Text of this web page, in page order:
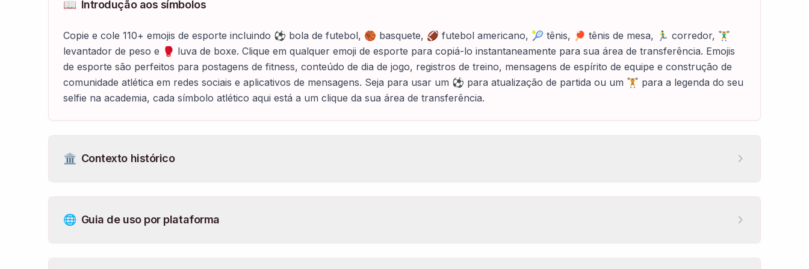
📖 Introdução aos símbolos
Copie e cole 110+ emojis de esporte incluindo ⚽ bola de futebol, 🏀 basquete, 🏈 futebol americano, 🎾 tênis, 🏓 tênis de mesa, 🏃‍♂️ corredor, 🏋️‍♂️
levantador de peso e 🥊 luva de boxe. Clique em qualquer emoji de esporte para copiá-lo instantaneamente para sua área de transferência. Emojis
de esporte são perfeitos para postagens de fitness, conteúdo de dia de jogo, registros de treino, mensagens de espírito de equipe e construção de
comunidade atlética em redes sociais e aplicativos de mensagens. Seja para usar um ⚽ para atualização de partida ou um 🏋️ para a legenda do seu
selfie na academia, cada símbolo atlético aqui está a um clique da sua área de transferência.
🏛️ Contexto histórico
🌐 Guia de uso por plataforma